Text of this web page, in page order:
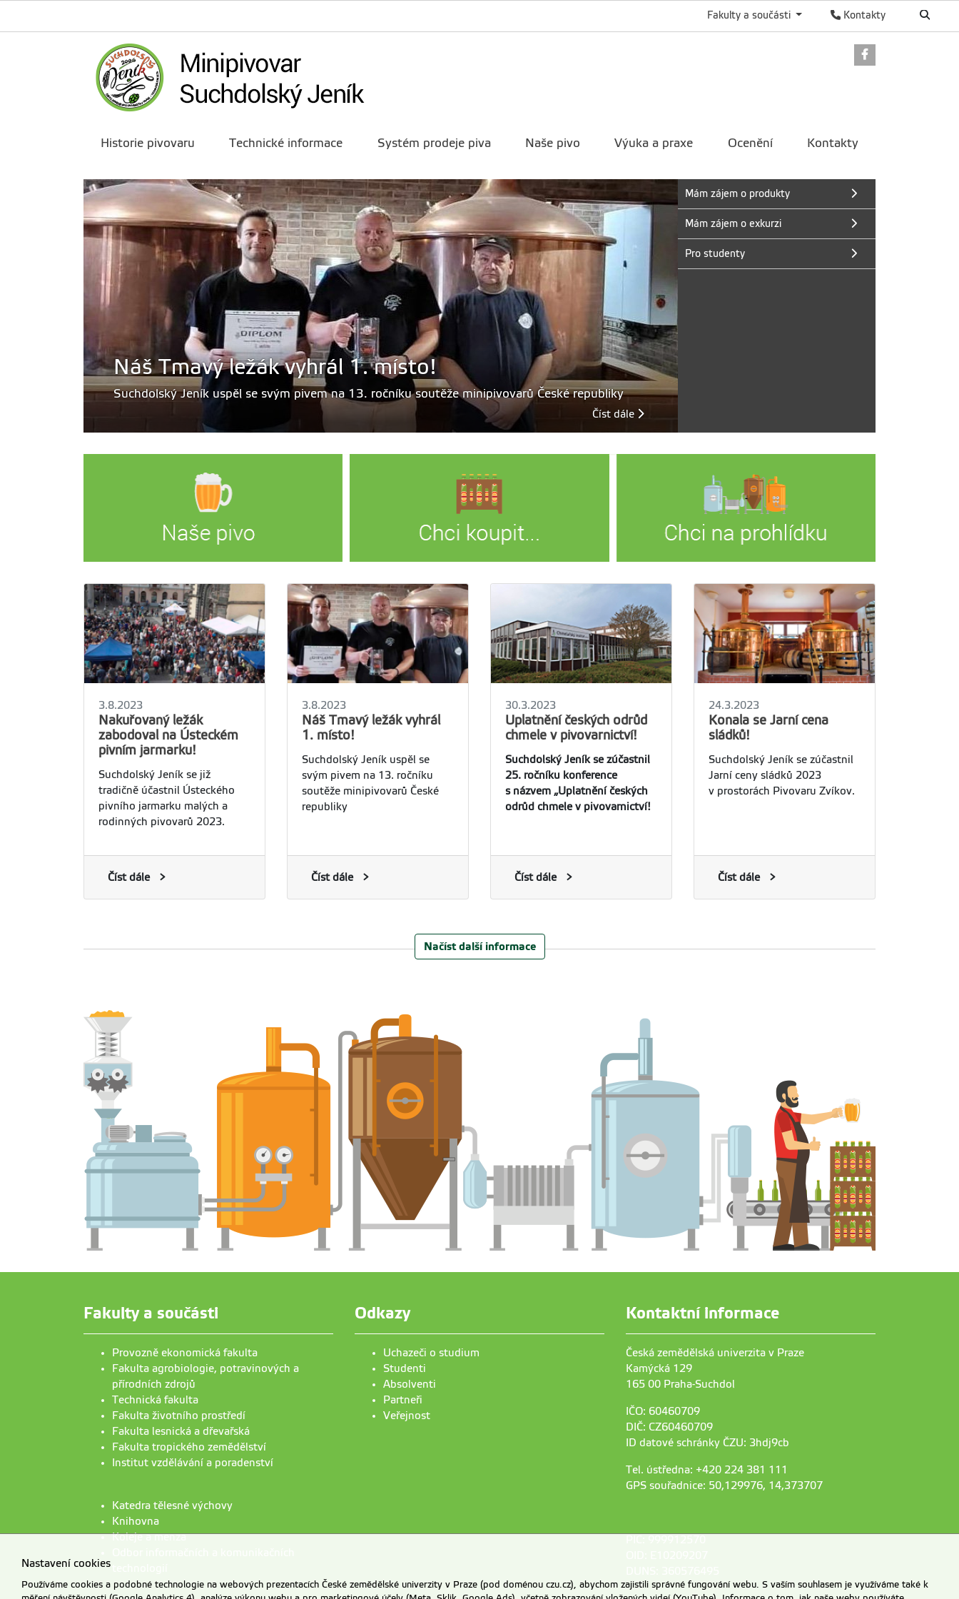
Kontakty
Fakulty a součásti
Historie pivovaru Technické informace Systém prodeje piva Naše pivo Výuka a praxe Ocenění Kontakty
Náš Tmavý ležák vyhrál 1. místo!
Suchdolský Jeník uspěl se svým pivem na 13. ročníku soutěže minipivovarů České republiky
Číst dále
Mám zájem o produkty
Mám zájem o exkurzi
Pro studenty
3.8.2023
Nakuřovaný ležák
zabodoval na Ústeckém
pivním jarmarku!
Suchdolský Jeník se již
tradičně účastnil Ústeckého
pivního jarmarku malých a
rodinných pivovarů 2023.
Číst dále
3.8.2023
Náš Tmavý ležák vyhrál
1. místo!
Suchdolský Jeník uspěl se
svým pivem na 13. ročníku
soutěže minipivovarů České
republiky
Číst dále
30.3.2023
Uplatnění českých odrůd
chmele v pivovarnictví!
Suchdolský Jeník se zúčastnil
25. ročníku konference
s názvem „Uplatnění českých
odrůd chmele v pivovarnictví!
Číst dále
24.3.2023
Konala se Jarní cena
sládků!
Suchdolský Jeník se zúčastnil
Jarní ceny sládků 2023
v prostorách Pivovaru Zvíkov.
Číst dále
Načíst další informace
Fakulty a součásti
Provozně ekonomická fakulta
Fakulta agrobiologie, potravinových a
přírodních zdrojů
Technická fakulta
Fakulta životního prostředí
Fakulta lesnická a dřevařská
Fakulta tropického zemědělství
Institut vzdělávání a poradenství
Katedra tělesné výchovy
Knihovna
Koleje a menza
Odkazy
Uchazeči o studium
Studenti
Absolventi
Partneři
Veřejnost
Kontaktní informace
Česká zemědělská univerzita v Praze
Kamýcká 129
165 00 Praha-Suchdol
IČO: 60460709
DIČ: CZ60460709
ID datové schránky ČZU: 3hdj9cb
Tel. ústředna: +420 224 381 111
GPS souřadnice: 50,129976, 14,373707
Nastavení cookies
Používáme cookies a podobné technologie na webových prezentacích České zemědělské univerzity v Praze (pod doménou czu.cz), abychom zajistili správné fungování webu. S vaším souhlasem je využíváme také k